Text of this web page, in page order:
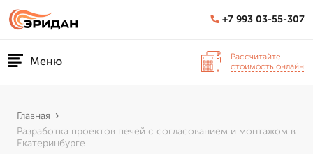
+7 993 03-55-307
Меню
Рассчитайте
стоимость онлайн
Главная
Разработка проектов печей с согласованием и монтажом в
Екатеринбурге